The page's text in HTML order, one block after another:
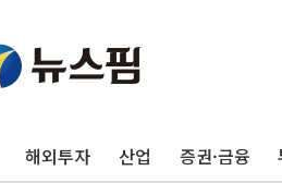
해외투자 산업 증권·금융